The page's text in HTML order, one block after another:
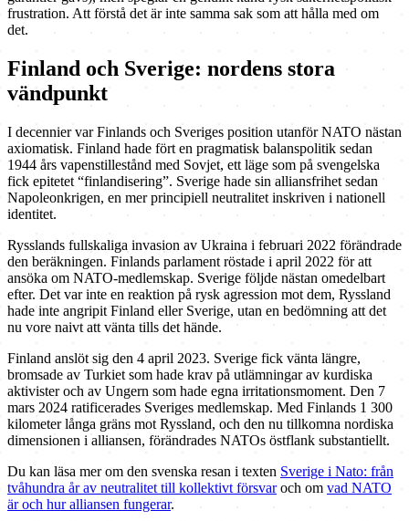
frustration. Att förstå det är inte samma sak som att hålla med om
det.
Finland och Sverige: nordens stora
vändpunkt
I decennier var Finlands och Sveriges position utanför NATO nästan
axiomatisk. Finland hade fört en pragmatisk balanspolitik sedan
1944 års vapenstillestånd med Sovjet, ett läge som på svengelska
fick epitetet “finlandisering”. Sverige hade sin alliansfrihet sedan
Napoleonkrigen, en mer principiell neutralitet inskriven i nationell
identitet.
Rysslands fullskaliga invasion av Ukraina i februari 2022 förändrade
den beräkningen. Finlands parlament röstade i april 2022 för att
ansöka om NATO-medlemskap. Sverige följde nästan omedelbart
efter. Det var inte en reaktion på rysk agression mot dem, Ryssland
hade inte angripit Finland eller Sverige, utan en bedömning att det
nu vore naivt att vänta tills det hände.
Finland anslöt sig den 4 april 2023. Sverige fick vänta längre,
bromsade av Turkiet som hade krav på utlämningar av kurdiska
aktivister och av Ungern som hade egna irritationsmoment. Den 7
mars 2024 ratificerades Sveriges medlemskap. Med Finlands 1 300
kilometer långa gräns mot Ryssland, och den nu tillkomna nordiska
dimensionen i alliansen, förändrades NATOs östflank substantiellt.
Du kan läsa mer om den svenska resan i texten Sverige i Nato: från
tvåhundra år av neutralitet till kollektivt försvaroch om vad NATO
är och hur alliansen fungerar.